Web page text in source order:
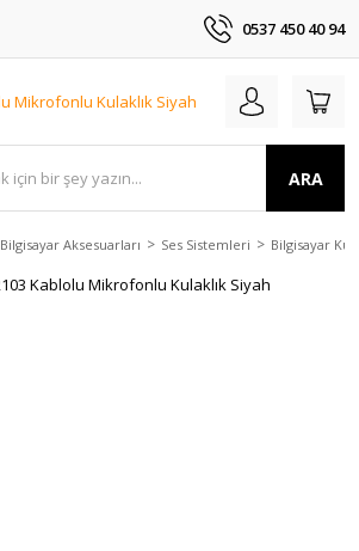
0537 450 40 94
ARA
Bilgisayar Aksesuarları Ses Sistemleri Bilgisayar